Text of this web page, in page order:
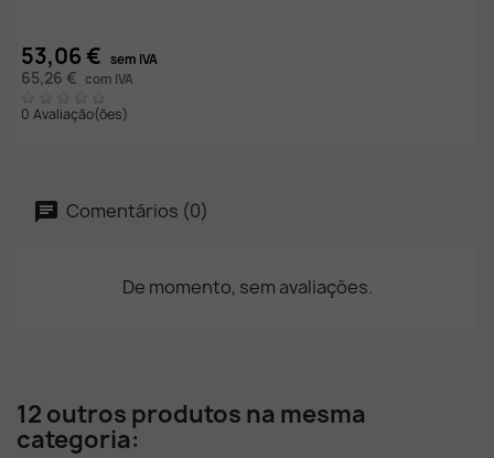
53,06 € sem IVA
65,26 € com IVA
0 Avaliação(ões)
Comentários (0)
De momento, sem avaliações.
12 outros produtos na mesma
categoria: